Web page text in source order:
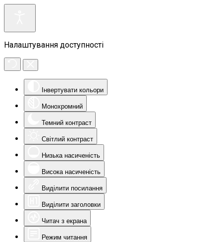
Налаштування доступності
Інвертувати кольори
Монохромний
Темний контраст
Світлий контраст
Низька насиченість
Висока насиченість
Виділити посилання
Виділити заголовки
Читач з екрана
Режим читання